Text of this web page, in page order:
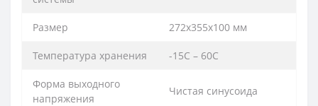
Размер 272x355x100 мм
Температура хранения -15С – 60С
Форма выходного
напряжения
Чистая синусоида